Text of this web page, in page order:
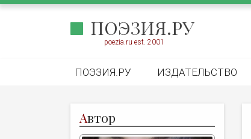
ПОЭЗИЯ.РУ
poezia.ru est. 2001
ПОЭЗИЯ.РУ ИЗДАТЕЛЬСТВО
Автор